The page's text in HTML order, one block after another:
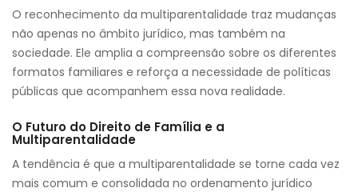
O reconhecimento da multiparentalidade traz mudanças
não apenas no âmbito jurídico, mas também na
sociedade. Ele amplia a compreensão sobre os diferentes
formatos familiares e reforça a necessidade de políticas
públicas que acompanhem essa nova realidade.
O Futuro do Direito de Família e a
Multiparentalidade
A tendência é que a multiparentalidade se torne cada vez
mais comum e consolidada no ordenamento jurídico